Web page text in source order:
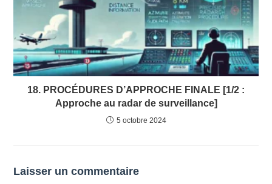
18. PROCÉDURES D’APPROCHE FINALE [1/2 :
Approche au radar de surveillance]
5 octobre 2024
Laisser un commentaire